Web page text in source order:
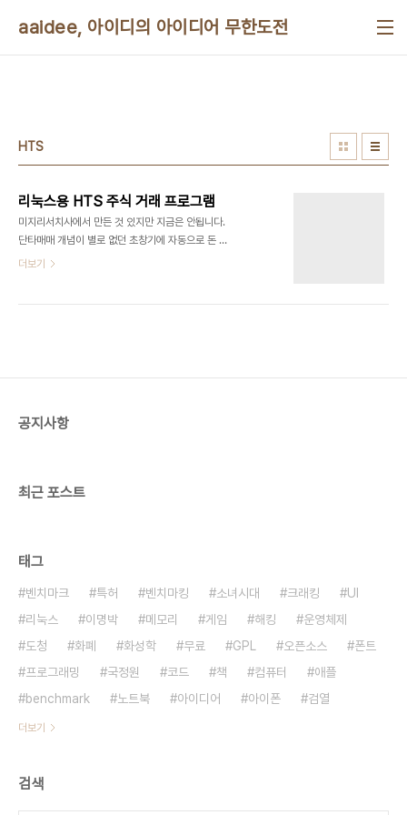
aaidee, 아이디의 아이디어 무한도전
HTS
리눅스용 HTS 주식 거래 프로그램
미지리서치사에서 만든 것 있지만 지금은 안됩니다.
단타매매 개념이 별로 없던 초창기에 자동으로 돈 많
이 긁어모았을 겁니다. 아시다시피 HTS로 거래시
더보기
공지사항
최근 포스트
태그
벤치마크 특허 벤치마킹 소녀시대 크래킹
UI
리눅스
이명박 메모리 게임 해킹
운영체제
도청
화폐 화성학 무료 GPL 오픈소스
폰트
프로그래밍
국정원 코드 책 컴퓨터
애플
benchmark
노트북 아이디어 아이폰 검열
더보기
검색